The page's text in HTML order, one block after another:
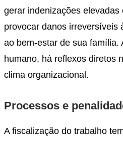
gerar indenizações elevadas
provocar danos irreversíveis
ao bem-estar de sua família.
humano, há reflexos diretos
clima organizacional.
Processos e
A fiscalização do trabalho